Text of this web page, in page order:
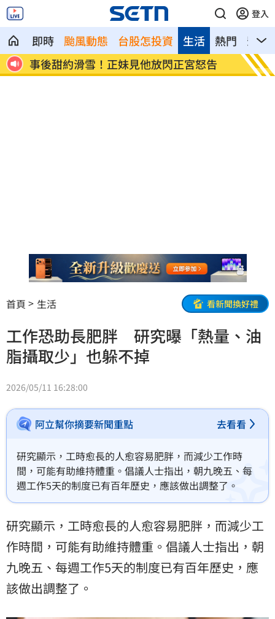
登入
即時 颱風動態 台股怎投資 熱門 影音
生活
醫
事後甜約滑雪！正妹見他放閃正宮怒告
高雄
潮
首頁 生活 看新聞換好禮
工作恐助長肥胖 研究曝「熱量、油
脂攝取少」也躲不掉
2026/05/11 16:28:00
阿立幫你摘要新聞重點 去看看
研究顯示，工時愈長的人愈容易肥胖，而減少工作時
間，可能有助維持體重。倡議人士指出，朝九晚五、每
週工作5天的制度已有百年歷史，應該做出調整了。
研究顯示，工時愈長的人愈容易肥胖，而減少工
作時間，可能有助維持體重。倡議人士指出，朝
九晚五、每週工作5天的制度已有百年歷史，應
該做出調整了。